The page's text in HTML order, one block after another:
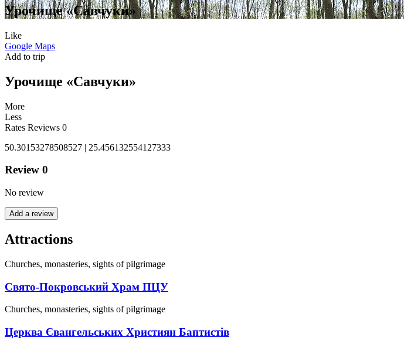
Урочище «Савчуки»
Like
Google Maps
Add to trip
Урочище «Савчуки»
More
Less
Rates Reviews 0
50.30153278508527 | 25.456132554127333
Review 0
No review
Add a review
Attractions
Churches, monasteries, sights of pilgrimage
Свято-Покровський Храм ПЦУ
Churches, monasteries, sights of pilgrimage
Церква Євангельських Християн Баптистів